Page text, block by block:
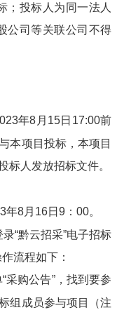
；投标人为同一法人
公司等关联公司不得
年8月15日17:00前
本项目投标，本项目
标人发放招标文件。
8月16日9：00。
“黔云招采”电子招标
流程如下：
采购公告”，找到要参
组成员参与项目（注